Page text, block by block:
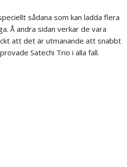
sådana som kan ladda flera
Å andra sidan verkar de vara
att det är utmanande att snabbt
Satechi Trio i alla fall.